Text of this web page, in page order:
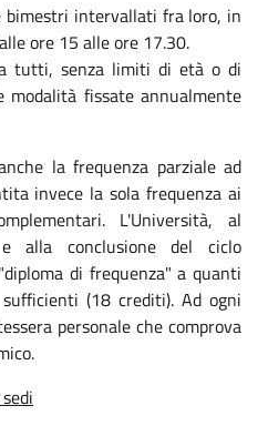
bimestri intervallati fra loro, in
ore 15 alle ore 17.30.
tutti, senza limiti di età o di
fissate annualmente
la frequenza parziale ad
invece la sola frequenza ai
L'Università, al
alla conclusione del ciclo
di frequenza" a quanti
(18 crediti). Ad ogni
personale che comprova